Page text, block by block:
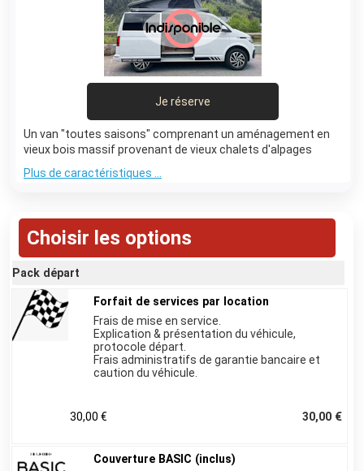
Je réserve
Un van "toutes saisons" comprenant un aménagement en
vieux bois massif provenant de vieux chalets d'alpages
Aménagement full options.
que vous vous imposerez!
Plus de caractéristiques ...
Choisir les options
Pack départ
Forfait de services par location
Frais de mise en service.
Explication & présentation du véhicule,
protocole départ.
Frais administratifs de garantie bancaire et
caution du véhicule.
30,00 €
30,00 €
Couverture BASIC (inclus)